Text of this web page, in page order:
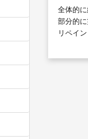
全体的
部分的
リペイ